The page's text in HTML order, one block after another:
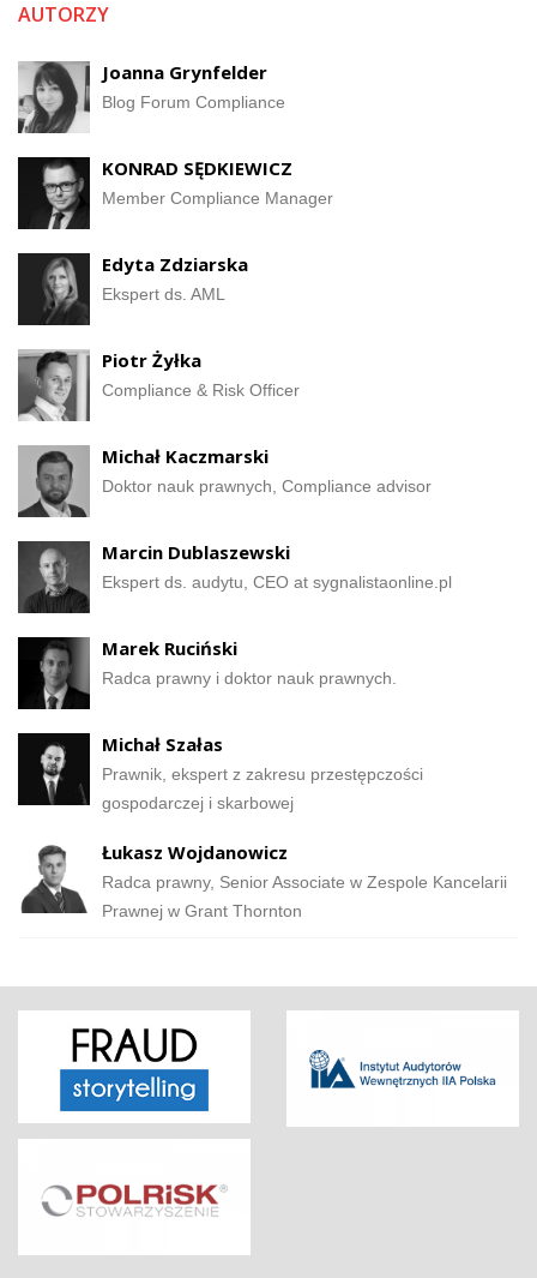
AUTORZY
Joanna Grynfelder
Blog Forum Compliance
KONRAD SĘDKIEWICZ
Member Compliance Manager
Edyta Zdziarska
Ekspert ds. AML
Piotr Żyłka
Compliance & Risk Officer
Michał Kaczmarski
Doktor nauk prawnych, Compliance advisor
Marcin Dublaszewski
Ekspert ds. audytu, CEO at sygnalistaonline.pl
Marek Ruciński
Radca prawny i doktor nauk prawnych.
Michał Szałas
Prawnik, ekspert z zakresu przestępczości
gospodarczej i skarbowej
Łukasz Wojdanowicz
Radca prawny, Senior Associate w Zespole Kancelarii
Prawnej w Grant Thornton